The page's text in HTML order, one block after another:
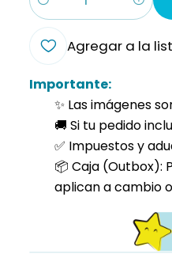
Cantidad
Agregar a la
Importante:
✨ Las imágenes
🚚 Si tu pedido
✅ Impuestos y
📦 Caja (Outbox):
aplican a cambio